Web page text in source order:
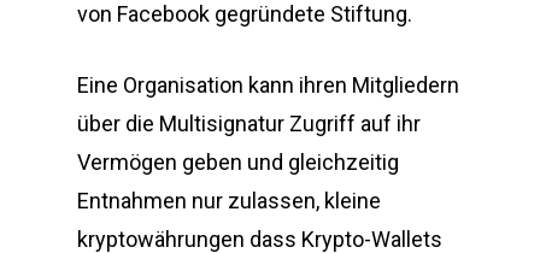
von Facebook gegründete Stiftung.
Eine Organisation kann ihren Mitgliedern
über die Multisignatur Zugriff auf ihr
Vermögen geben und gleichzeitig
Entnahmen nur zulassen, kleine
kryptowährungen dass Krypto-Wallets